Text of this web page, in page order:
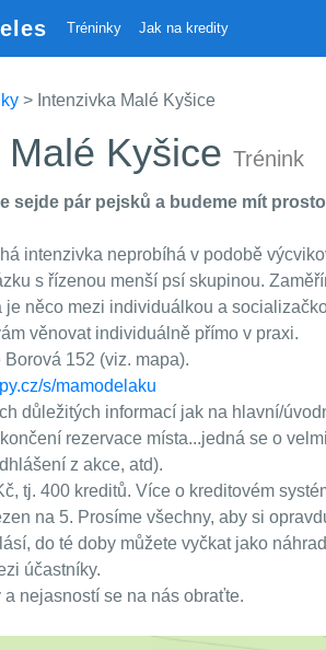
Tréninky Jak na kredity
> Intenzivka Malé Kyšice
Kyšice Trénink
sejde pár pejsků a budeme mít
intenzivka neprobíhá v podobě
s řízenou menší psí skupinou.
je něco mezi individuálkou a
věnovat individuálně přímo v praxi.
152 (viz. mapa).
s/mamodelaku
důležitých informací jak na hlavní/
rezervace místa...jedná se o
z akce, atd).
tj. 400 kreditů. Více o kreditovém
na 5. Prosíme všechny, aby si
do té doby můžete vyčkat jako
účastníky.
nejasností se na nás obraťte.